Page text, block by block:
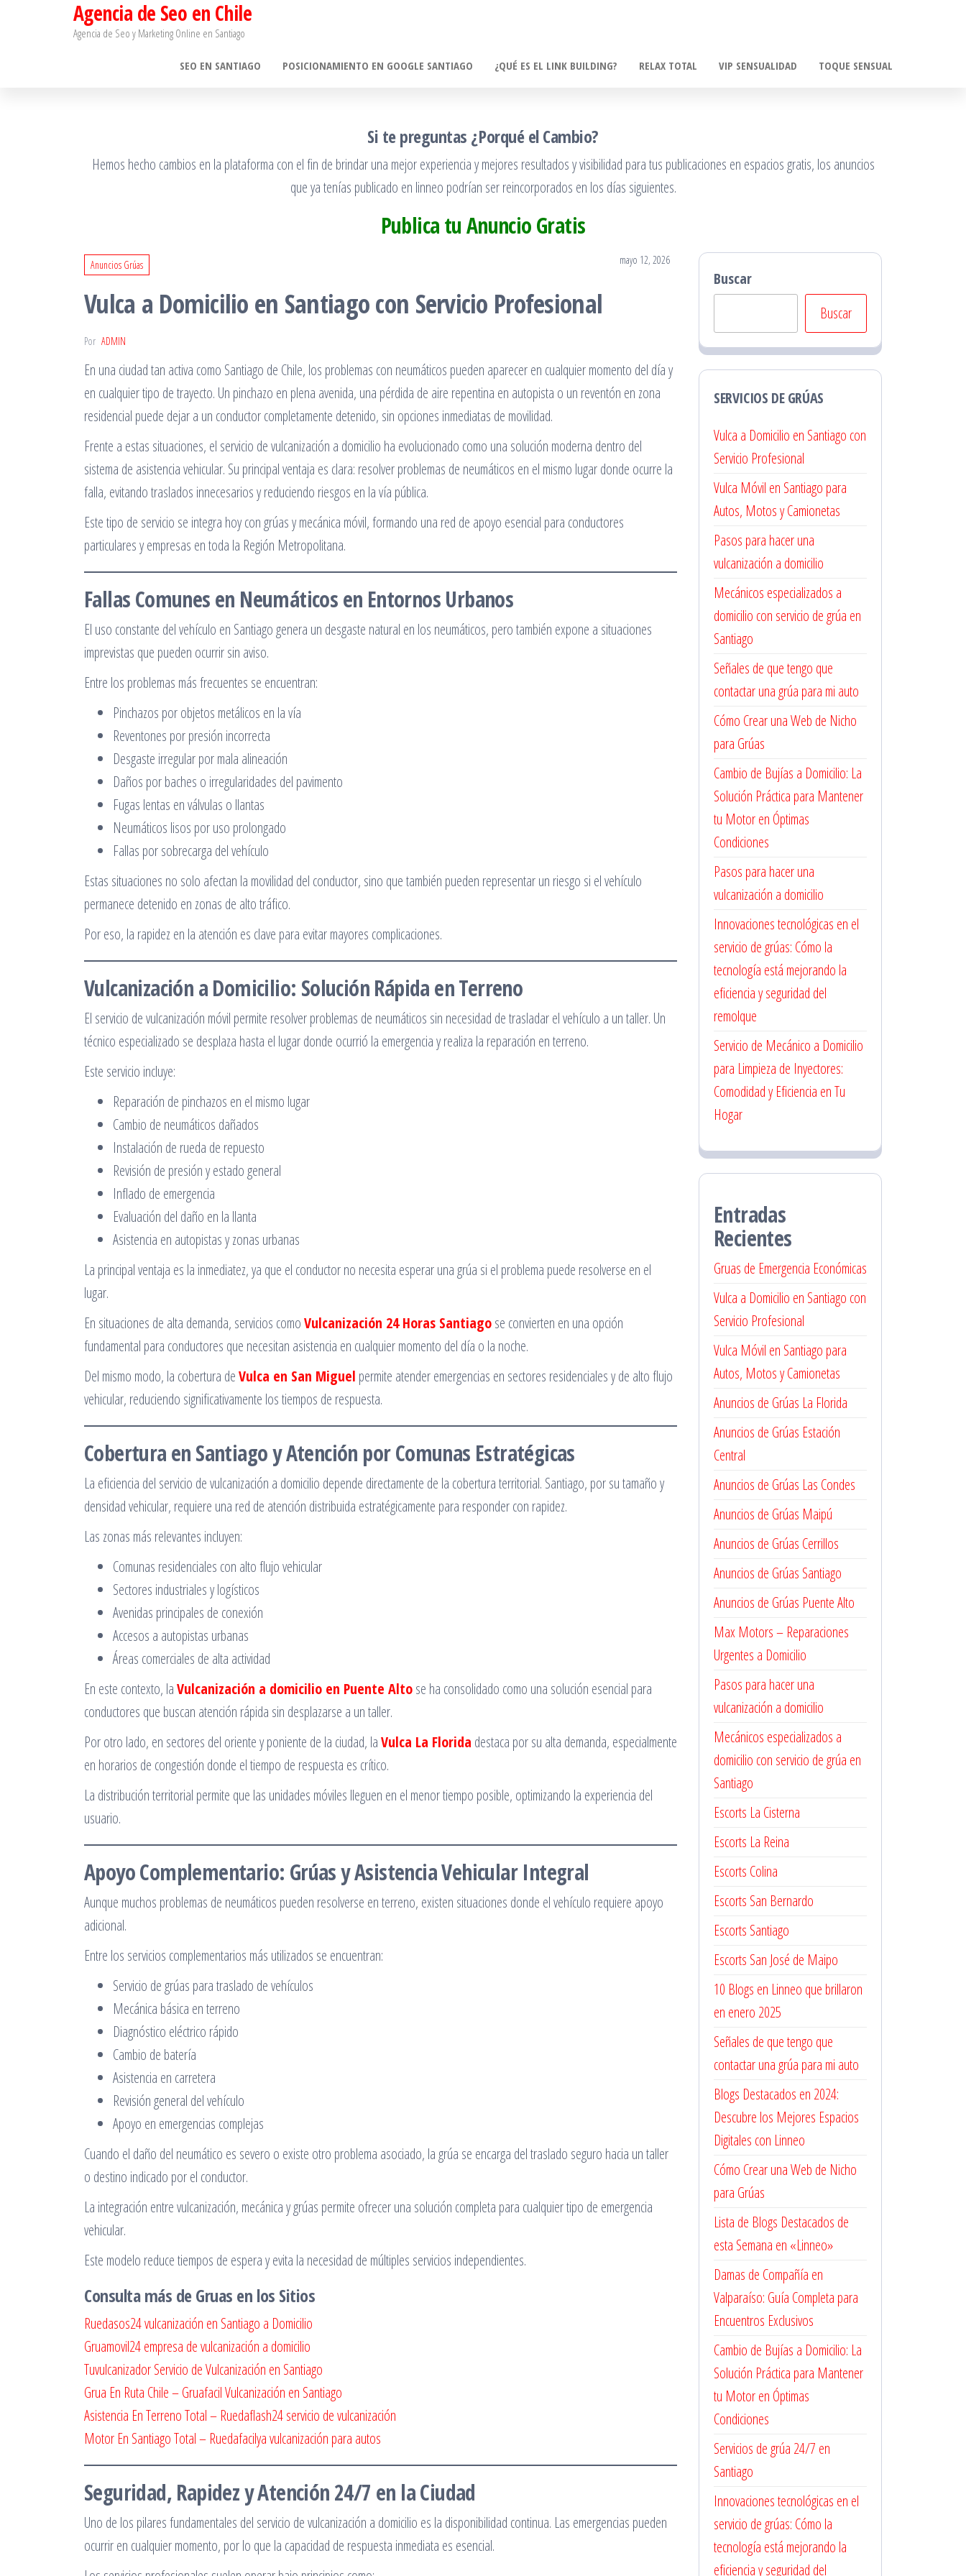
Agencia de Seo en Chile
Agencia de Seo y Marketing Online en Santiago​
SEO EN SANTIAGO POSICIONAMIENTO EN GOOGLE SANTIAGO ¿QUÉ ES EL LINK BUILDING? RELAX TOTAL VIP SENSUALIDAD TOQUE SENSUAL
Si te preguntas ¿Porqué el Cambio?
Hemos hecho cambios en la plataforma con el fin de brindar una mejor experiencia y mejores resultados y visibilidad para tus publicaciones en espacios gratis, los anuncios
que ya tenías publicado en linneo podrían ser reincorporados en los días siguientes.
Publica tu Anuncio Gratis
Anuncios Grúas mayo 12, 2026
Vulca a Domicilio en Santiago con Servicio Profesional
Por ADMIN
En una ciudad tan activa como Santiago de Chile, los problemas con neumáticos pueden aparecer en cualquier momento del día y
en cualquier tipo de trayecto. Un pinchazo en plena avenida, una pérdida de aire repentina en autopista o un reventón en zona
residencial puede dejar a un conductor completamente detenido, sin opciones inmediatas de movilidad.
Frente a estas situaciones, el servicio de vulcanización a domicilio ha evolucionado como una solución moderna dentro del
sistema de asistencia vehicular. Su principal ventaja es clara: resolver problemas de neumáticos en el mismo lugar donde ocurre la
falla, evitando traslados innecesarios y reduciendo riesgos en la vía pública.
Este tipo de servicio se integra hoy con grúas y mecánica móvil, formando una red de apoyo esencial para conductores
particulares y empresas en toda la Región Metropolitana.
Fallas Comunes en Neumáticos en Entornos Urbanos
El uso constante del vehículo en Santiago genera un desgaste natural en los neumáticos, pero también expone a situaciones
imprevistas que pueden ocurrir sin aviso.
Entre los problemas más frecuentes se encuentran:
Pinchazos por objetos metálicos en la vía
Reventones por presión incorrecta
Desgaste irregular por mala alineación
Daños por baches o irregularidades del pavimento
Fugas lentas en válvulas o llantas
Neumáticos lisos por uso prolongado
Fallas por sobrecarga del vehículo
Estas situaciones no solo afectan la movilidad del conductor, sino que también pueden representar un riesgo si el vehículo
permanece detenido en zonas de alto tráfico.
Por eso, la rapidez en la atención es clave para evitar mayores complicaciones.
Vulcanización a Domicilio: Solución Rápida en Terreno
El servicio de vulcanización móvil permite resolver problemas de neumáticos sin necesidad de trasladar el vehículo a un taller. Un
técnico especializado se desplaza hasta el lugar donde ocurrió la emergencia y realiza la reparación en terreno.
Este servicio incluye:
Reparación de pinchazos en el mismo lugar
Cambio de neumáticos dañados
Instalación de rueda de repuesto
Revisión de presión y estado general
Inflado de emergencia
Evaluación del daño en la llanta
Asistencia en autopistas y zonas urbanas
La principal ventaja es la inmediatez, ya que el conductor no necesita esperar una grúa si el problema puede resolverse en el
lugar.
En situaciones de alta demanda, servicios comoVulcanización 24 Horas Santiagose convierten en una opción
fundamental para conductores que necesitan asistencia en cualquier momento del día o la noche.
Del mismo modo, la cobertura deVulca en San Miguel permite atender emergencias en sectores residenciales y de alto flujo
vehicular, reduciendo significativamente los tiempos de respuesta.
Cobertura en Santiago y Atención por Comunas Estratégicas
La eficiencia del servicio de vulcanización a domicilio depende directamente de la cobertura territorial. Santiago, por su tamaño y
densidad vehicular, requiere una red de atención distribuida estratégicamente para responder con rapidez.
Las zonas más relevantes incluyen:
Comunas residenciales con alto flujo vehicular
Sectores industriales y logísticos
Avenidas principales de conexión
Accesos a autopistas urbanas
Áreas comerciales de alta actividad
En este contexto, laVulcanización a domicilio en Puente Altose ha consolidado como una solución esencial para
conductores que buscan atención rápida sin desplazarse a un taller.
Por otro lado, en sectores del oriente y poniente de la ciudad, laVulca La Florida destaca por su alta demanda, especialmente
en horarios de congestión donde el tiempo de respuesta es crítico.
La distribución territorial permite que las unidades móviles lleguen en el menor tiempo posible, optimizando la experiencia del
usuario.
Apoyo Complementario: Grúas y Asistencia Vehicular Integral
Aunque muchos problemas de neumáticos pueden resolverse en terreno, existen situaciones donde el vehículo requiere apoyo
adicional.
Entre los servicios complementarios más utilizados se encuentran:
Servicio de grúas para traslado de vehículos
Mecánica básica en terreno
Diagnóstico eléctrico rápido
Cambio de batería
Asistencia en carretera
Revisión general del vehículo
Apoyo en emergencias complejas
Cuando el daño del neumático es severo o existe otro problema asociado, la grúa se encarga del traslado seguro hacia un taller
o destino indicado por el conductor.
La integración entre vulcanización, mecánica y grúas permite ofrecer una solución completa para cualquier tipo de emergencia
vehicular.
Este modelo reduce tiempos de espera y evita la necesidad de múltiples servicios independientes.
Consulta más de Gruas en los Sitios
Ruedasos24 vulcanización en Santiago a Domicilio
Gruamovil24 empresa de vulcanización a domicilio
Tuvulcanizador Servicio de Vulcanización en Santiago
Grua En Ruta Chile – Gruafacil Vulcanización en Santiago
Asistencia En Terreno Total – Ruedaflash24 servicio de vulcanización
Motor En Santiago Total – Ruedafacilya vulcanización para autos
Seguridad, Rapidez y Atención 24/7 en la Ciudad
Uno de los pilares fundamentales del servicio de vulcanización a domicilio es la disponibilidad continua. Las emergencias pueden
ocurrir en cualquier momento, por lo que la capacidad de respuesta inmediata es esencial.
Buscar
Buscar
SERVICIOS DE GRÚAS
Vulca a Domicilio en Santiago con
Servicio Profesional
Vulca Móvil en Santiago para
Autos, Motos y Camionetas
Pasos para hacer una
vulcanización a domicilio
Mecánicos especializados a
domicilio con servicio de grúa en
Santiago
Señales de que tengo que
contactar una grúa para mi auto
Cómo Crear una Web de Nicho
para Grúas
Cambio de Bujías a Domicilio: La
Solución Práctica para Mantener
tu Motor en Óptimas
Condiciones
Pasos para hacer una
vulcanización a domicilio
Innovaciones tecnológicas en el
servicio de grúas: Cómo la
tecnología está mejorando la
eficiencia y seguridad del
remolque
Servicio de Mecánico a Domicilio
para Limpieza de Inyectores:
Comodidad y Eficiencia en Tu
Hogar
Entradas
Recientes
Gruas de Emergencia Económicas
Vulca a Domicilio en Santiago con
Servicio Profesional
Vulca Móvil en Santiago para
Autos, Motos y Camionetas
Anuncios de Grúas La Florida
Anuncios de Grúas Estación
Central
Anuncios de Grúas Las Condes
Anuncios de Grúas Maipú
Anuncios de Grúas Cerrillos
Anuncios de Grúas Santiago
Anuncios de Grúas Puente Alto
Max Motors – Reparaciones
Urgentes a Domicilio
Pasos para hacer una
vulcanización a domicilio
Mecánicos especializados a
domicilio con servicio de grúa en
Santiago
Escorts La Cisterna
Escorts La Reina
Escorts Colina
Escorts San Bernardo
Escorts Santiago
Escorts San José de Maipo
10 Blogs en Linneo que brillaron
en enero 2025
Señales de que tengo que
contactar una grúa para mi auto
Blogs Destacados en 2024:
Descubre los Mejores Espacios
Digitales con Linneo
Cómo Crear una Web de Nicho
para Grúas
Lista de Blogs Destacados de
esta Semana en «Linneo»
Damas de Compañía en
Valparaíso: Guía Completa para
Encuentros Exclusivos
Cambio de Bujías a Domicilio: La
Solución Práctica para Mantener
tu Motor en Óptimas
Condiciones
Servicios de grúa 24/7 en
Santiago
Innovaciones tecnológicas en el
servicio de grúas: Cómo la
tecnología está mejorando la
eficiencia y seguridad del